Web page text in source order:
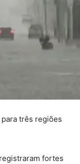
três regiões
fortes